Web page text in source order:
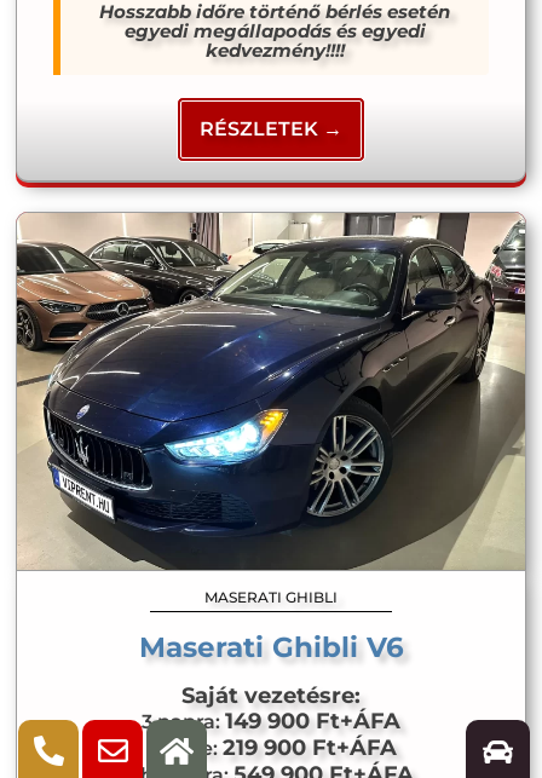
Hosszabb időre történő bérlés esetén
egyedi megállapodás és egyedi
kedvezmény!!!!
RÉSZLETEK →
MASERATI GHIBLI
Maserati Ghibli V6
Saját vezetésre:
3 napra: 149 900 Ft+ÁFA
1 hétre: 219 900 Ft+ÁFA